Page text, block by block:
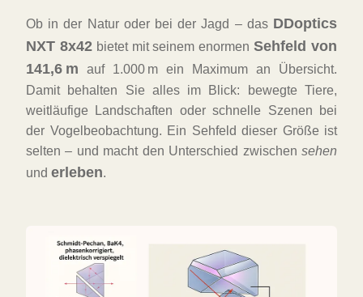
Ob in der Natur oder bei der Jagd – das DDoptics
NXT 8x42bietet mit seinem enormenSehfeld von
141,6 m auf 1.000 m ein Maximum an Übersicht.
Damit behalten Sie alles im Blick: bewegte Tiere,
weitläufige Landschaften oder schnelle Szenen bei
der Vogelbeobachtung. Ein Sehfeld dieser Größe ist
selten – und macht den Unterschied zwischen sehen
und erleben.